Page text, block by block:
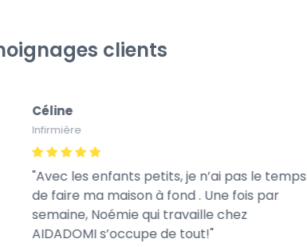
clients
Céline
Infirmière
Avec les enfants petits, je n’ai pas le temps
de faire ma maison à fond . Une fois par
semaine, Noémie qui travaille chez
AIDADOMI s’occupe de tout!